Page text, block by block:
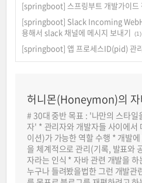
[springboot] 스프링부트 개발가이드
[springboot] Slack Incoming
용해서 slack 채널에 메시지 보내기
(1)
[springboot] 앱 프로세스ID(pid) 관
허니몬(Honeymon)의
# 30대 중반 목표 : '나만의 스타일
자' * 관리자와 개발자들 사이에서
이션)가 가능한 역할 수행 * 개발
을 체계적으로 관리(기록, 발표와
자라는 인식 * 자바 관련 개발을 하
누구나 들려봤을법한 그런 개발관